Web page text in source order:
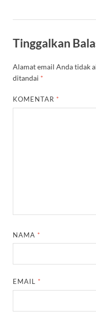
Tinggalkan
Alamat email Anda tidak
ditandai *
KOMENTAR *
NAMA *
EMAIL *